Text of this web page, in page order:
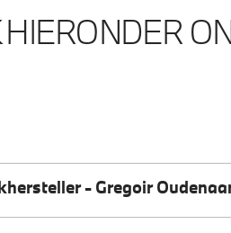
- Gregoir